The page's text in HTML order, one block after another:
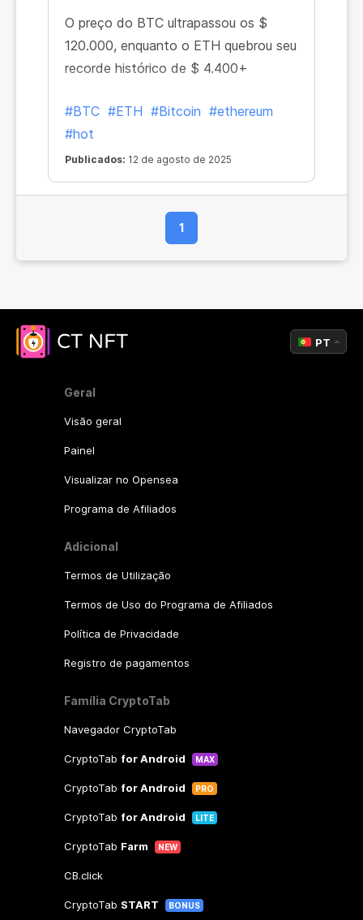
O preço do BTC ultrapassou os $
120.000, enquanto o ETH quebrou seu
recorde histórico de $ 4.400+
#BTC #ETH #Bitcoin #ethereum
#hot
Publicados: 12 de agosto de 2025
1
Geral
Visão geral
Painel
Visualizar no Opensea
Programa de Afiliados
Adicional
Termos de Utilização
Termos de Uso do Programa de Afiliados
Política de Privacidade
Registro de pagamentos
Família CryptoTab
Navegador CryptoTab
CryptoTab for Android MAX
CryptoTab for Android PRO
CryptoTab for Android LITE
CryptoTab Farm NEW
CB.click
CryptoTab START BONUS
PT